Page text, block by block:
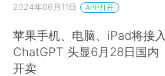
2024年06月11日 APP打开
苹果手机、电脑、iPad将接入
ChatGPT 头显6月28日国内
开卖